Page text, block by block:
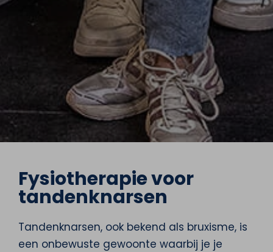
Fysiotherapie voor
tandenknarsen
Tandenknarsen, ook bekend als bruxisme, is
een onbewuste gewoonte waarbij je je